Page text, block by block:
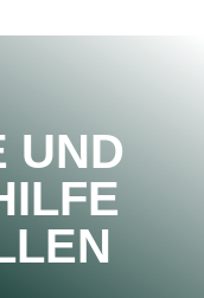
UND